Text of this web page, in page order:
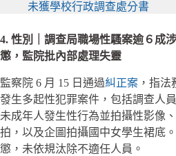
未獲學校行政調查處分書
4. 性別｜調查局職場性騷案逾６成
懲，監院批內部處理失靈
監察院 6 月 15 日通過糾正案 ，指
發生多起性犯罪案件，包括調查人
未成年人發生性行為並拍攝性影像
拍，以及企圖拍攝國中女學生裙底
懲，未依規汰除不適任人員。